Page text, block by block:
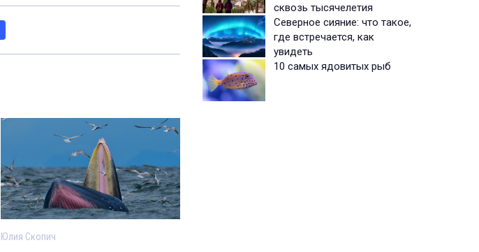
Юлия Скопич
сквозь тысячелетия
Северное сияние: что такое,
где встречается, как
увидеть
10 самых ядовитых рыб